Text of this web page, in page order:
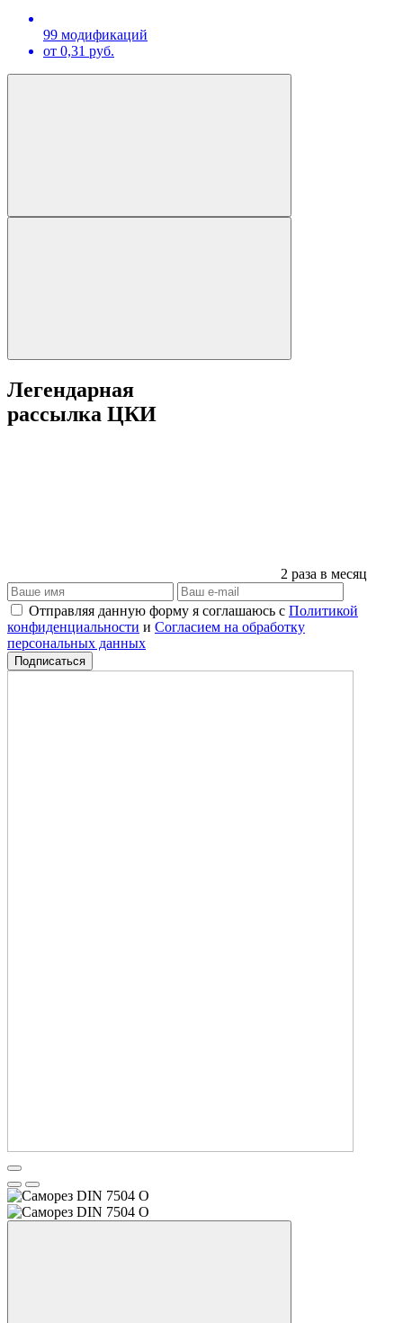
99 модификаций
от 0,31 руб.
Легендарная
рассылка ЦКИ
2 раза в месяц
Отправляя данную форму я соглашаюсь с Политикой
конфиденциальности и Согласием на обработку
персональных данных
Подписаться